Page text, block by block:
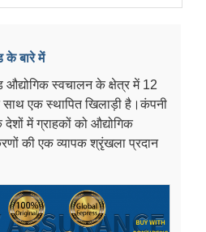
के बारे में
औद्योगिक स्वचालन के क्षेत्र में 12
एक स्थापित खिलाड़ी है।कंपनी
में ग्राहकों को औद्योगिक
की एक व्यापक श्रृंखला प्रदान